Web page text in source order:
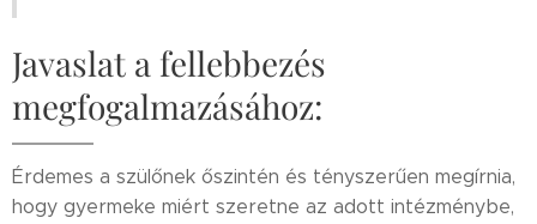
Javaslat a fellebbezés
megfogalmazásához:
Érdemes a szülőnek őszintén és tényszerűen megírnia,
hogy gyermeke miért szeretne az adott intézménybe,